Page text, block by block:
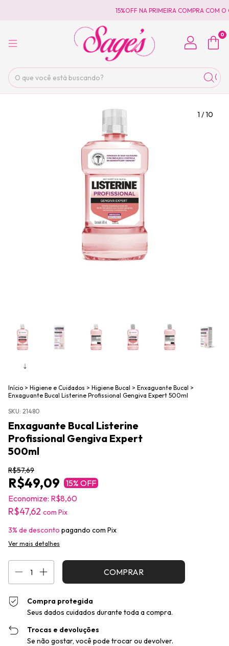
15%OFF NA PRIMEIRA COMPRA COM O
0
1 /10
Início > Higiene e Cuidados > Higiene Bucal > Enxaguante Bucal >
Enxaguante Bucal Listerine Profissional Gengiva Expert 500ml
SKU: 21480
Enxaguante Bucal Listerine
Profissional Gengiva Expert
500ml
R$57,69
R$49,09 15% OFF
Economize: R$8,60
R$47,62 com Pix
3% de desconto pagando com Pix
Ver mais detalhes
Compra protegida
Seus dados cuidados durante toda a compra.
Trocas e devoluções
Se não gostar, você pode trocar ou devolver.